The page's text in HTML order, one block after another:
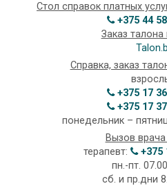
Стол справок платных
+375 44
Заказ талона
Справка, заказ
+375 17
+375 17
понедельник –
Вызов
терапевт:
+375
пн.-пт.
сб. и пр.дни